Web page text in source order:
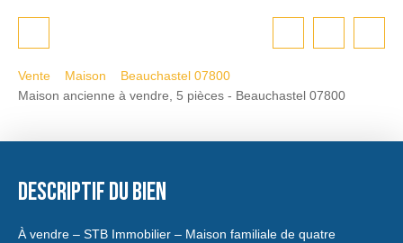
Vente Maison
Beauchastel 07800
Maison ancienne à vendre, 5 pièces - Beauchastel 07800
Descriptif du bien
À vendre – STB Immobilier – Maison familiale de quatre